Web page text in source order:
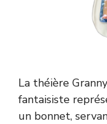
La théière
fantaisiste
un bonnet,